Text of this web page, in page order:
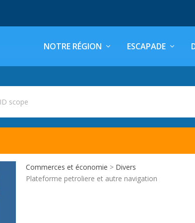
NOTRE RÉGION ESCAPADE
ID scope
Commerces et économie > Divers
Plateforme petroliere et autre navigation